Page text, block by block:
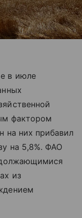
в июле
фактором
на них прибавил
на 5,8%. ФАО
из